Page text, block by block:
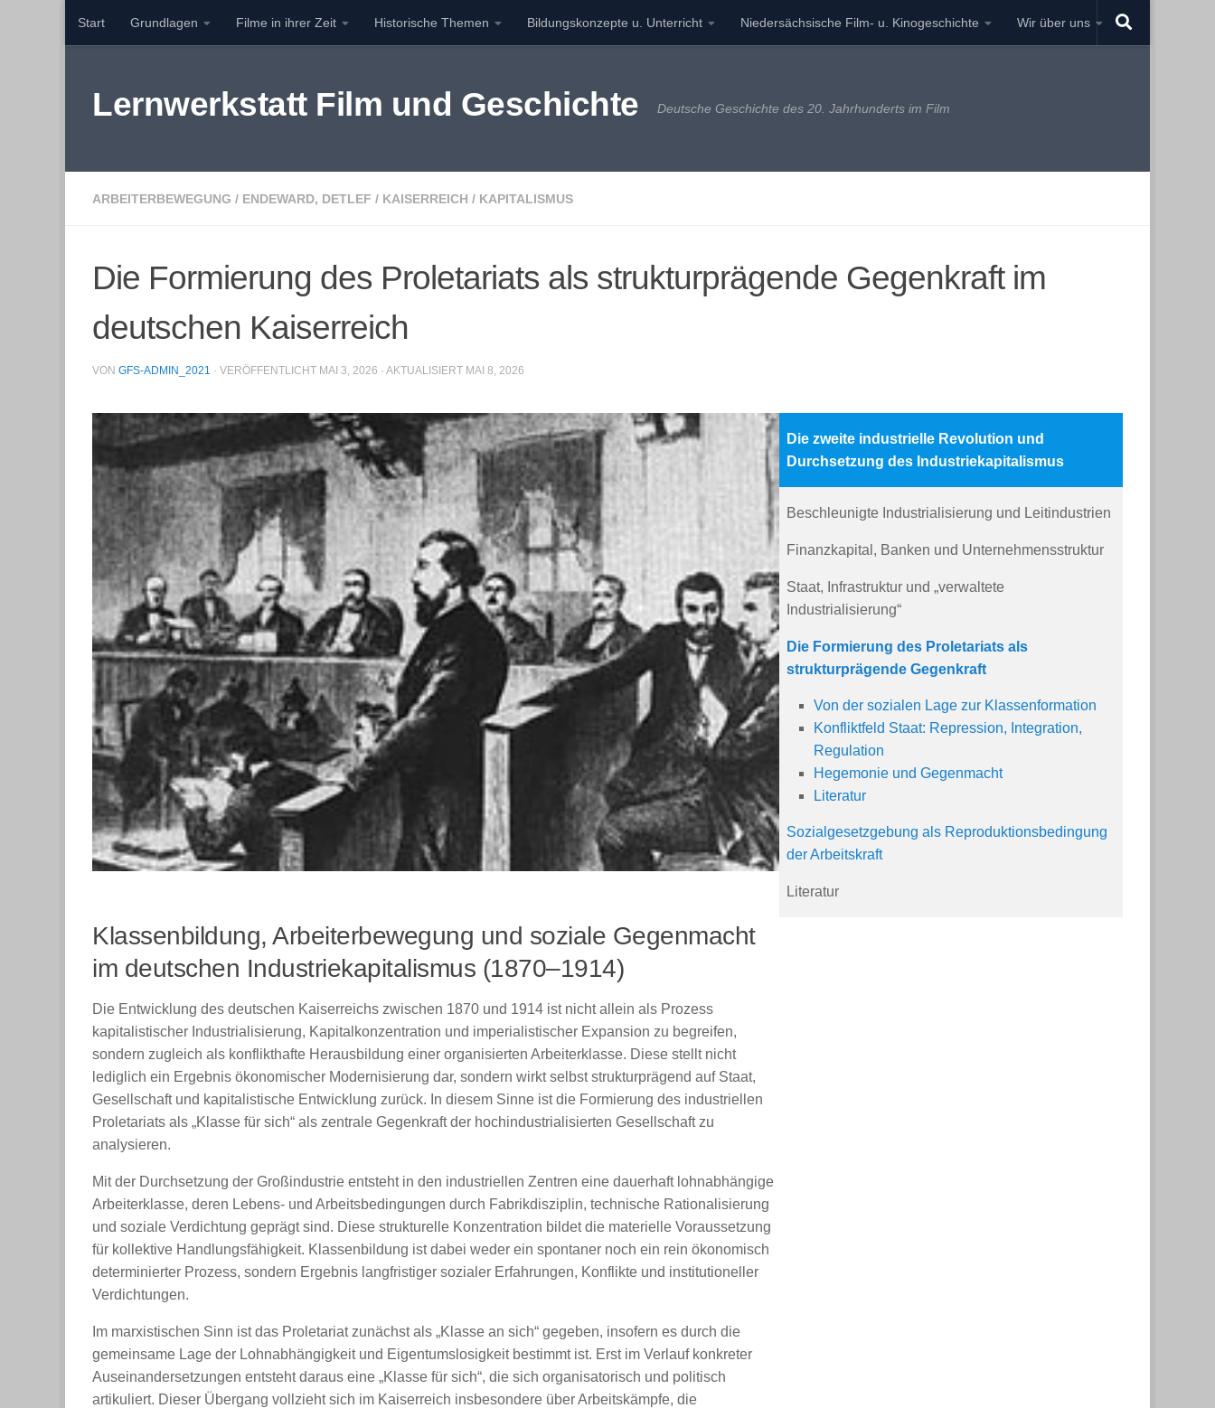
Zum Inhalt springen
Start Grundlagen Filme in ihrer Zeit Historische Themen Bildungskonzepte u. Unterricht Niedersächsische Film- u. Kinogeschichte Wir über uns
Lernwerkstatt Film und Geschichte Deutsche Geschichte des 20. Jahrhunderts im Film
ARBEITERBEWEGUNG / ENDEWARD, DETLEF / KAISERREICH / KAPITALISMUS
Die Formierung des Proletariats als strukturprägende Gegenkraft im
deutschen Kaiserreich
VON GFS-ADMIN_2021 · VERÖFFENTLICHT MAI 3, 2026 · AKTUALISIERT MAI 8, 2026
Klassenbildung, Arbeiterbewegung und soziale Gegenmacht
im deutschen Industriekapitalismus (1870–1914)
Die Entwicklung des deutschen Kaiserreichs zwischen 1870 und 1914 ist nicht allein als Prozess
kapitalistischer Industrialisierung, Kapitalkonzentration und imperialistischer Expansion zu begreifen,
sondern zugleich als konflikthafte Herausbildung einer organisierten Arbeiterklasse. Diese stellt nicht
lediglich ein Ergebnis ökonomischer Modernisierung dar, sondern wirkt selbst strukturprägend auf Staat,
Gesellschaft und kapitalistische Entwicklung zurück. In diesem Sinne ist die Formierung des industriellen
Proletariats als „Klasse für sich“ als zentrale Gegenkraft der hochindustrialisierten Gesellschaft zu
analysieren.
Mit der Durchsetzung der Großindustrie entsteht in den industriellen Zentren eine dauerhaft lohnabhängige
Arbeiterklasse, deren Lebens- und Arbeitsbedingungen durch Fabrikdisziplin, technische Rationalisierung
und soziale Verdichtung geprägt sind. Diese strukturelle Konzentration bildet die materielle Voraussetzung
für kollektive Handlungsfähigkeit. Klassenbildung ist dabei weder ein spontaner noch ein rein ökonomisch
determinierter Prozess, sondern Ergebnis langfristiger sozialer Erfahrungen, Konflikte und institutioneller
Verdichtungen.
Im marxistischen Sinn ist das Proletariat zunächst als „Klasse an sich“ gegeben, insofern es durch die
gemeinsame Lage der Lohnabhängigkeit und Eigentumslosigkeit bestimmt ist. Erst im Verlauf konkreter
Auseinandersetzungen entsteht daraus eine „Klasse für sich“, die sich organisatorisch und politisch
artikuliert. Dieser Übergang vollzieht sich im Kaiserreich insbesondere über Arbeitskämpfe, die
Die zweite industrielle Revolution und
Durchsetzung des Industriekapitalismus
Beschleunigte Industrialisierung und Leitindustrien
Finanzkapital, Banken und Unternehmensstruktur
Staat, Infrastruktur und „verwaltete
Industrialisierung“
Die Formierung des Proletariats als
strukturprägende Gegenkraft
Von der sozialen Lage zur Klassenformation
Konfliktfeld Staat: Repression, Integration,
Regulation
Hegemonie und Gegenmacht
Literatur
Sozialgesetzgebung als Reproduktionsbedingung
der Arbeitskraft
Literatur